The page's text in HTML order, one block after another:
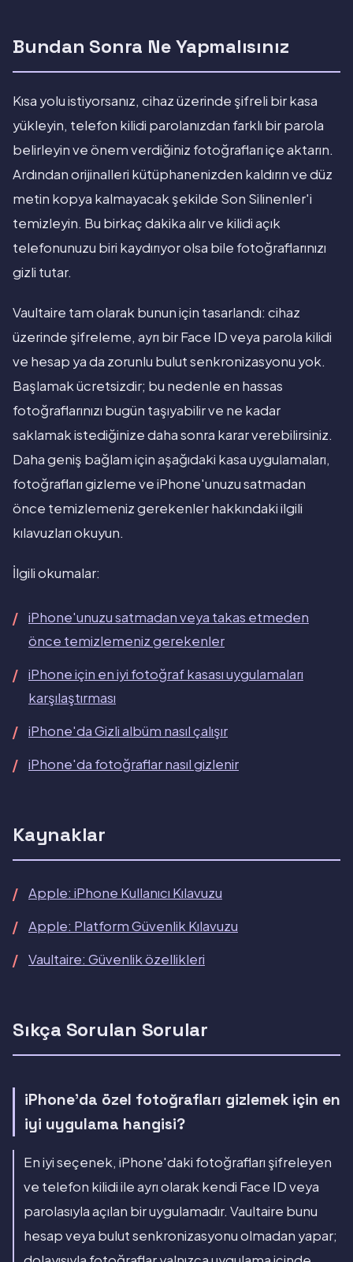
Bundan Sonra Ne Yapmalısınız
Kısa yolu istiyorsanız, cihaz üzerinde şifreli bir kasa
yükleyin, telefon kilidi parolanızdan farklı bir parola
belirleyin ve önem verdiğiniz fotoğrafları içe aktarın.
Ardından orijinalleri kütüphanenizden kaldırın ve düz
metin kopya kalmayacak şekilde Son Silinenler'i
temizleyin. Bu birkaç dakika alır ve kilidi açık
telefonunuzu biri kaydırıyor olsa bile fotoğraflarınızı
gizli tutar.
Vaultaire tam olarak bunun için tasarlandı: cihaz
üzerinde şifreleme, ayrı bir Face ID veya parola kilidi
ve hesap ya da zorunlu bulut senkronizasyonu yok.
Başlamak ücretsizdir; bu nedenle en hassas
fotoğraflarınızı bugün taşıyabilir ve ne kadar
saklamak istediğinize daha sonra karar verebilirsiniz.
Daha geniş bağlam için aşağıdaki kasa uygulamaları,
fotoğrafları gizleme ve iPhone'unuzu satmadan
önce temizlemeniz gerekenler hakkındaki ilgili
kılavuzları okuyun.
İlgili okumalar:
iPhone'unuzu satmadan veya takas etmeden
önce temizlemeniz gerekenler
iPhone için en iyi fotoğraf kasası uygulamaları
karşılaştırması
iPhone'da Gizli albüm nasıl çalışır
iPhone'da fotoğraflar nasıl gizlenir
Kaynaklar
Apple: iPhone Kullanıcı Kılavuzu
Apple: Platform Güvenlik Kılavuzu
Vaultaire: Güvenlik özellikleri
Sıkça Sorulan Sorular
iPhone'da özel fotoğrafları gizlemek için en
iyi uygulama hangisi?
En iyi seçenek, iPhone'daki fotoğrafları şifreleyen
ve telefon kilidi ile ayrı olarak kendi Face ID veya
parolasıyla açılan bir uygulamadır. Vaultaire bunu
hesap veya bulut senkronizasyonu olmadan yapar;